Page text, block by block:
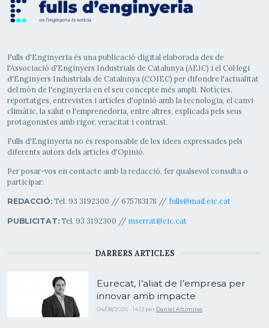
Fulls d'Enginyeria és una publicació digital elaborada des de
l'Associació d'Enginyers Industrials de Catalunya (AEIC) i el Col·legi
d'Enginyers Industrials de Catalunya (COIEC) per difondre l'actualitat
del món de l'enginyeria en el seu concepte més ampli. Notícies,
reportatges, entrevistes i articles d'opinió amb la tecnologia, el canvi
climàtic, la salut o l'emprenedoria, entre altres, explicada pels seus
protagonistes amb rigor, veracitat i contrast.
Fulls d'Enginyeria no és responsable de les idees expressades pels
diferents autors dels articles d'Opinió.
Per posar-vos en contacte amb la redacció, fer qualsevol consulta o
participar:
REDACCIÓ:Tel. 93 3192300 // 675783178 // fulls@mail.eic.cat
PUBLICITAT:Tel. 93 3192300 // mserrat@eic.cat
DARRERS ARTICLES
Eurecat, l’aliat de l’empresa per
innovar amb impacte
04/08/2026 - 14:13 per Daniel Altimiras